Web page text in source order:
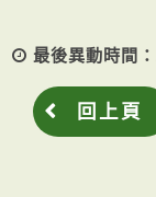
最後異動時間：
回上頁